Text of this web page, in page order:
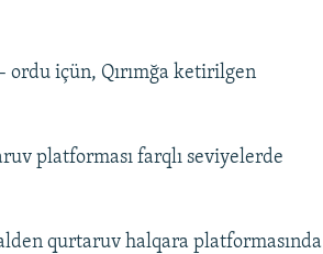
ordu içün, Qırımğa ketirilgen
platforması farqlı seviyelerde
qurtaruv halqara platformasında